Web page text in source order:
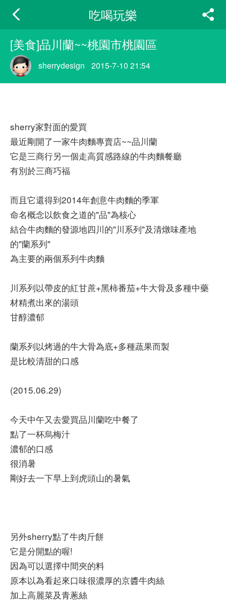
吃喝玩樂
[美食]品川蘭~~桃園市桃園區
sherrydesign 2015-7-10 21:54
sherry家對面的愛買
最近剛開了一家牛肉麵專賣店~~品川蘭
它是三商行另一個走高質感路線的牛肉麵餐廳
有別於三商巧福
而且它還得到2014年創意牛肉麵的季軍
命名概念以飲食之道的"品"為核心
結合牛肉麵的發源地四川的"川系列"及清燉味產地
的"蘭系列"
為主要的兩個系列牛肉麵
川系列以帶皮的紅甘蔗+黑柿番茄+牛大骨及多種中藥
材精煮出來的湯頭
甘醇濃郁
蘭系列以烤過的牛大骨為底+多種蔬果而製
是比較清甜的口感
(2015.06.29)
今天中午又去愛買品川蘭吃中餐了
點了一杯烏梅汁
濃郁的口感
很消暑
剛好去一下早上到虎頭山的暑氣
另外sherry點了牛肉斤餅
它是分開點的喔!
因為可以選擇中間夾的料
原本以為看起來口味很濃厚的京醬牛肉絲
加上高麗菜及青蔥絲